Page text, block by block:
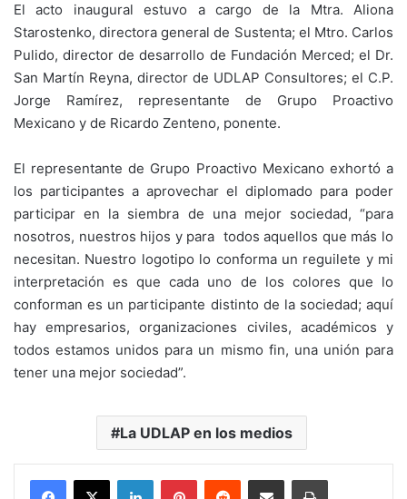
El acto inaugural estuvo a cargo de la Mtra. Aliona
Starostenko, directora general de Sustenta; el Mtro. Carlos
Pulido, director de desarrollo de Fundación Merced; el Dr.
San Martín Reyna, director de UDLAP Consultores; el C.P.
Jorge Ramírez, representante de Grupo Proactivo
Mexicano y de Ricardo Zenteno, ponente.
El representante de Grupo Proactivo Mexicano exhortó a
los participantes a aprovechar el diplomado para poder
participar en la siembra de una mejor sociedad, “para
nosotros, nuestros hijos y para todos aquellos que más lo
necesitan. Nuestro logotipo lo conforma un reguilete y mi
interpretación es que cada uno de los colores que lo
conforman es un participante distinto de la sociedad; aquí
hay empresarios, organizaciones civiles, académicos y
todos estamos unidos para un mismo fin, una unión para
tener una mejor sociedad”.
La UDLAP en los medios
LinkedInPinterestReddit Share via Email Print